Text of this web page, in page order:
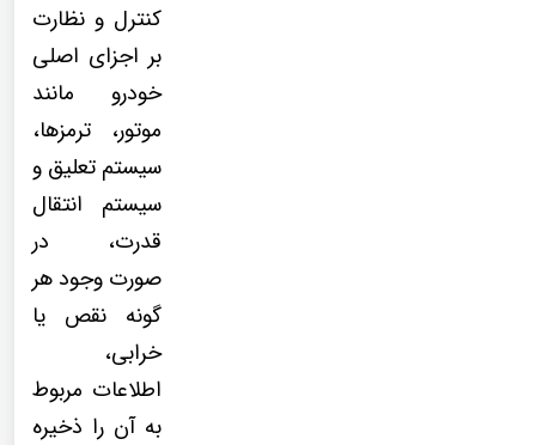
کنترل و نظارت
بر اجزای اصلی
خودرو مانند
موتور، ترمزها،
سیستم تعلیق و
سیستم انتقال
قدرت، در
صورت وجود هر
گونه نقص یا
خرابی،
اطلاعات مربوط
به آن را ذخیره